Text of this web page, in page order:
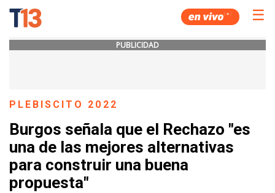
☰
PUBLICIDAD
PLEBISCITO 2022
Burgos señala que el Rechazo "es
una de las mejores alternativas
para construir una buena
propuesta"